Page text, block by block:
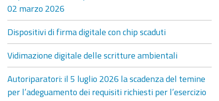
02 marzo 2026
Dispositivi di firma digitale con chip scaduti
Vidimazione digitale delle scritture ambientali
Autoriparatori: il 5 luglio 2026 la scadenza del temine
per l’adeguamento dei requisiti richiesti per l’esercizio